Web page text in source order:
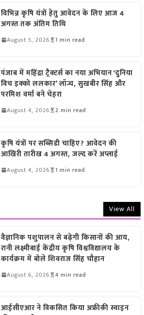
विभिन्न कृषि यंत्रों हेतु आवेदन के लिए आज 4
अगस्त तक अंतिम तिथि
August 5, 2026 1 min read
पंजाब में महिंद्रा ट्रैक्टर्स का नया अभियान ‘दुनिया
विच इक्को ललकार’ लॉन्च, सुखबीर सिंह और
परमिश वर्मा बने चेहरा
August 4, 2026 2 min read
कृषि यंत्रों पर सब्सिडी चाहिए? आवेदन की
आखिरी तारीख 4 अगस्त, जल्द करें अप्लाई
August 4, 2026 1 min read
View All
वैज्ञानिक पशुपालन से बढ़ेगी किसानों की आय,
रानी लक्ष्मीबाई केंद्रीय कृषि विश्वविद्यालय के
कार्यक्रम में बोले शिवराज सिंह चौहान
August 6, 2026 4 min read
आईसीएआर ने विकसित किया अफ्रीकी स्वाइन